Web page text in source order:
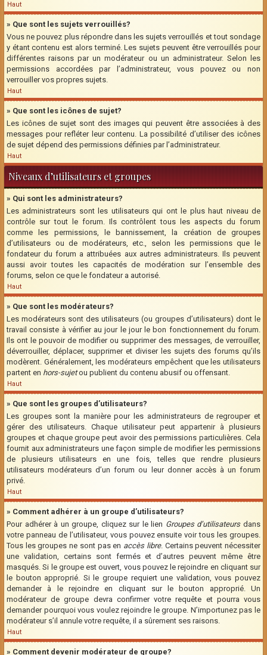
Haut
» Que sont les sujets verrouillés?
Vous ne pouvez plus répondre dans les sujets verrouillés et tout sondage
y étant contenu est alors terminé. Les sujets peuvent être verrouillés pour
différentes raisons par un modérateur ou un administrateur. Selon les
permissions accordées par l’administrateur, vous pouvez ou non
verrouiller vos propres sujets.
Haut
» Que sont les icônes de sujet?
Les icônes de sujet sont des images qui peuvent être associées à des
messages pour refléter leur contenu. La possibilité d’utiliser des icônes
de sujet dépend des permissions définies par l’administrateur.
Haut
Niveaux d’utilisateurs et groupes
» Qui sont les administrateurs?
Les administrateurs sont les utilisateurs qui ont le plus haut niveau de
contrôle sur tout le forum. Ils contrôlent tous les aspects du forum
comme les permissions, le bannissement, la création de groupes
d’utilisateurs ou de modérateurs, etc., selon les permissions que le
fondateur du forum a attribuées aux autres administrateurs. Ils peuvent
aussi avoir toutes les capacités de modération sur l’ensemble des
forums, selon ce que le fondateur a autorisé.
Haut
» Que sont les modérateurs?
Les modérateurs sont des utilisateurs (ou groupes d’utilisateurs) dont le
travail consiste à vérifier au jour le jour le bon fonctionnement du forum.
Ils ont le pouvoir de modifier ou supprimer des messages, de verrouiller,
déverrouiller, déplacer, supprimer et diviser les sujets des forums qu’ils
modèrent. Généralement, les modérateurs empêchent que les utilisateurs
partent en hors-sujetou publient du contenu abusif ou offensant.
Haut
» Que sont les groupes d’utilisateurs?
Les groupes sont la manière pour les administrateurs de regrouper et
gérer des utilisateurs. Chaque utilisateur peut appartenir à plusieurs
groupes et chaque groupe peut avoir des permissions particulières. Cela
fournit aux administrateurs une façon simple de modifier les permissions
de plusieurs utilisateurs en une fois, telles que rendre plusieurs
utilisateurs modérateurs d’un forum ou leur donner accès à un forum
privé.
Haut
» Comment adhérer à un groupe d’utilisateurs?
Pour adhérer à un groupe, cliquez sur le lien Groupes d’utilisateursdans
votre panneau de l’utilisateur, vous pouvez ensuite voir tous les groupes.
Tous les groupes ne sont pas en accès libre. Certains peuvent nécessiter
une validation, certains sont fermés et d’autres peuvent même être
masqués. Si le groupe est ouvert, vous pouvez le rejoindre en cliquant sur
le bouton approprié. Si le groupe requiert une validation, vous pouvez
demander à le rejoindre en cliquant sur le bouton approprié. Un
modérateur de groupe devra confirmer votre requête et pourra vous
demander pourquoi vous voulez rejoindre le groupe. N’importunez pas le
modérateur s’il annule votre requête, il a sûrement ses raisons.
Haut
» Comment devenir modérateur de groupe?